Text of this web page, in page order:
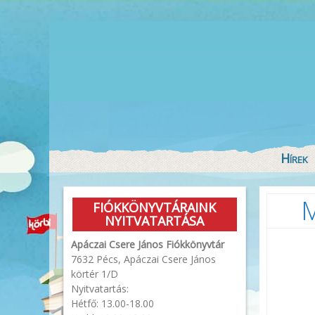
Hírek
FIÓKKÖNYVTÁRAINK
NYITVATARTÁSA
Apáczai Csere János Fiókkönyvtár
7632 Pécs, Apáczai Csere János
körtér 1/D
Nyitvatartás:
Hétfő: 13.00-18.00